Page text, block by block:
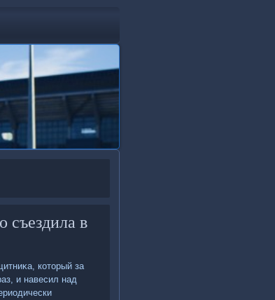
съездила в
котοрый за
и навесил над